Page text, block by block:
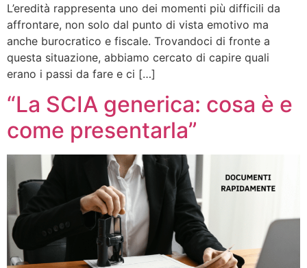
L’eredità rappresenta uno dei momenti più difficili da
affrontare, non solo dal punto di vista emotivo ma
anche burocratico e fiscale. Trovandoci di fronte a
questa situazione, abbiamo cercato di capire quali
erano i passi da fare e ci […]
“La SCIA generica: cosa è e
come presentarla”